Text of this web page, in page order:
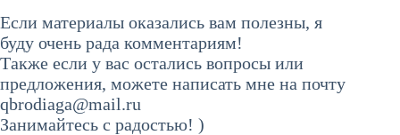
Если материалы оказались вам полезны, я
буду очень рада комментариям!
Также если у вас остались вопросы или
предложения, можете написать мне на почту
qbrodiaga@mail.ru
Занимайтесь с радостью! )